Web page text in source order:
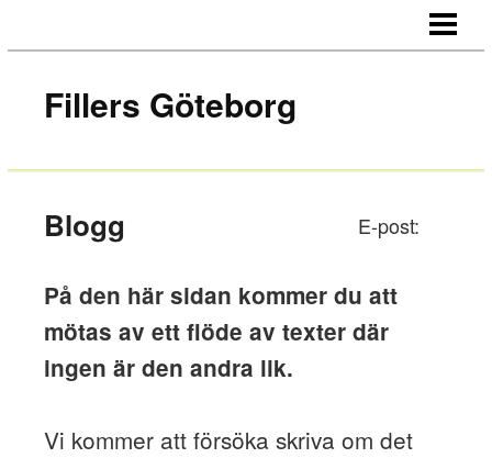
BEHANDLINGAR
Fillers Göteborg
Blogg
På den här sidan kommer du att
mötas av ett flöde av texter där
ingen är den andra lik.
Vi kommer att försöka skriva om det
E-post: